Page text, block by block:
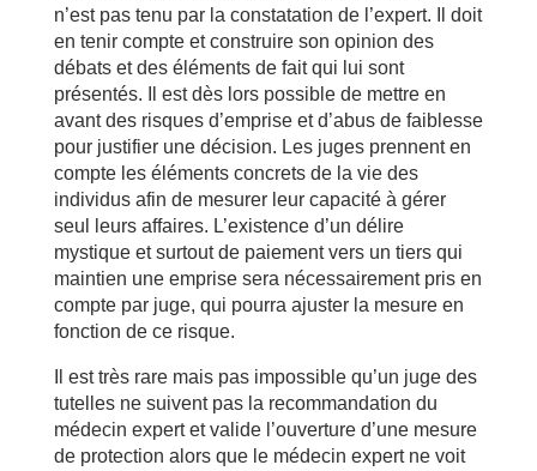
n’est pas tenu par la constatation de l’expert. Il doit
en tenir compte et construire son opinion des
débats et des éléments de fait qui lui sont
présentés. Il est dès lors possible de mettre en
avant des risques d’emprise et d’abus de faiblesse
pour justifier une décision. Les juges prennent en
compte les éléments concrets de la vie des
individus afin de mesurer leur capacité à gérer
seul leurs affaires. L’existence d’un délire
mystique et surtout de paiement vers un tiers qui
maintien une emprise sera nécessairement pris en
compte par juge, qui pourra ajuster la mesure en
fonction de ce risque.
Il est très rare mais pas impossible qu’un juge des
tutelles ne suivent pas la recommandation du
médecin expert et valide l’ouverture d’une mesure
de protection alors que le médecin expert ne voit